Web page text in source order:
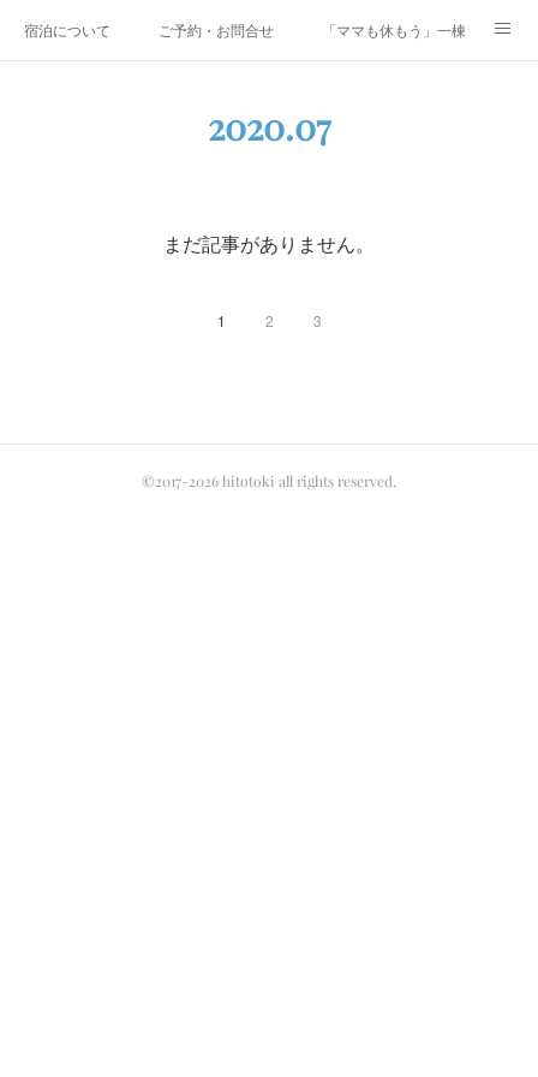
宿泊について ご予約・お問合せ 「ママも休もう」一棟貸しファ
上野尻集落のご案内
2020.07
まだ記事がありません。
1 2 3
©2017-2026 hitotoki all rights reserved.